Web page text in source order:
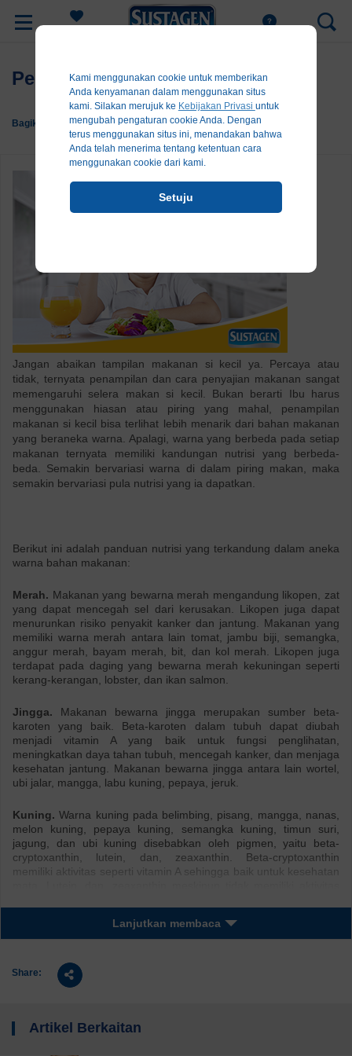
Kami menggunakan cookie untuk memberikan
Anda kenyamanan dalam menggunakan situs
kami. Silakan merujuk ke Kebijakan Privasi untuk
mengubah pengaturan cookie Anda. Dengan
terus menggunakan situs ini, menandakan bahwa
Anda telah menerima tentang ketentuan cara
menggunakan cookie dari kami.
Setuju
Pelangi di Piring Si Kecil
Bagikan:
Jangan abaikan tampilan makanan si kecil ya. Percaya atau
tidak, ternyata penampilan dan cara penyajian makanan sangat
memengaruhi selera makan si kecil. Bukan berarti Ibu harus
menggunakan hiasan atau piring yang mahal, penampilan
makanan si kecil bisa terlihat lebih menarik dari bahan makanan
yang beraneka warna. Apalagi, warna yang berbeda pada setiap
makanan ternyata memiliki kandungan nutrisi yang berbeda-
beda. Semakin bervariasi warna di dalam piring makan, maka
semakin bervariasi pula nutrisi yang ia dapatkan.
Berikut ini adalah panduan nutrisi yang terkandung dalam aneka
warna bahan makanan:
Merah. Makanan yang bewarna merah mengandung likopen, zat
yang dapat mencegah sel dari kerusakan. Likopen juga dapat
menurunkan risiko penyakit kanker dan jantung. Makanan yang
memiliki warna merah antara lain tomat, jambu biji, semangka,
anggur merah, bayam merah, bit, dan kol merah. Likopen juga
terdapat pada daging yang bewarna merah kekuningan seperti
kerang-kerangan, lobster, dan ikan salmon.
Jingga. Makanan bewarna jingga merupakan sumber beta-
karoten yang baik. Beta-karoten dalam tubuh dapat diubah
menjadi vitamin A yang baik untuk fungsi penglihatan,
meningkatkan daya tahan tubuh, mencegah kanker, dan menjaga
kesehatan jantung. Makanan bewarna jingga antara lain wortel,
ubi jalar, mangga, labu kuning, pepaya, jeruk.
Kuning. Warna kuning pada belimbing, pisang, mangga, nanas,
melon kuning, pepaya kuning, semangka kuning, timun suri,
jagung, dan ubi kuning disebabkan oleh pigmen, yaitu beta-
cryptoxanthin, lutein, dan, zeaxanthin. Beta-cryptoxanthin
memiliki aktivitas seperti vitamin A sehingga baik untuk kesehatan
mencegah kanker. Warna kuning juga mengindikasikan adanya
kalium yang membantu menjaga tekanan darah dan mencegah
Semakin gelap warna hijau berarti semakin banyak
kaya akan zat antiperadangan, antibakteri, antiparasit, dan
Lanjutkan membaca
Share:
Artikel Berkaitan